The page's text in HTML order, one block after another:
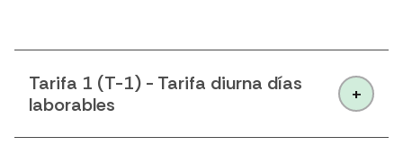
Tarifa 1 (T-1) - Tarifa diurna días
laborables